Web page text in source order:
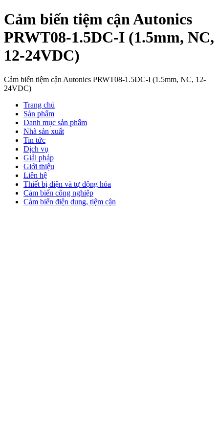
Cảm biến tiệm cận Autonics
PRWT08-1.5DC-I (1.5mm, NC,
12-24VDC)
Cảm biến tiệm cận Autonics PRWT08-1.5DC-I (1.5mm, NC, 12-
24VDC)
Trang chủ
Sản phẩm
Danh mục sản phẩm
Nhà sản xuất
Tin tức
Dịch vụ
Giải pháp
Giới thiệu
Liên hệ
Thiết bị điện và tự động hóa
Cảm biến công nghiệp
Cảm biến điện dung, tiệm cận